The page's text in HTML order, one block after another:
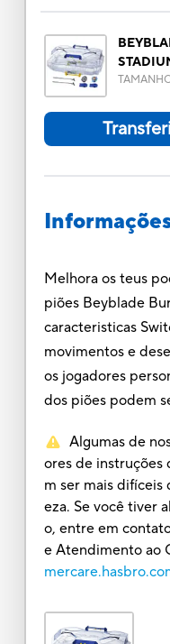
Melhora os teus
piões Beyblade
caracteristicas
movimentos e
os jogadores
dos piões podem
Algumas de
ores de instruções
m ser mais
eza. Se você tiver
o, entre em
e Atendimento ao